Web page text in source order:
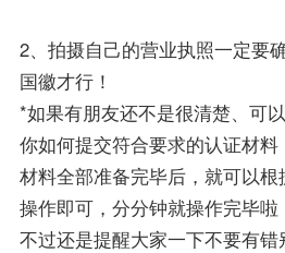
2、拍摄自己的营业执照一定要
国徽才行！
*如果有朋友还不是很清楚、可
你如何提交符合要求的认证材料
材料全部准备完毕后，就可以
操作即可，分分钟就操作完毕啦
不过还是提醒大家一下不要有